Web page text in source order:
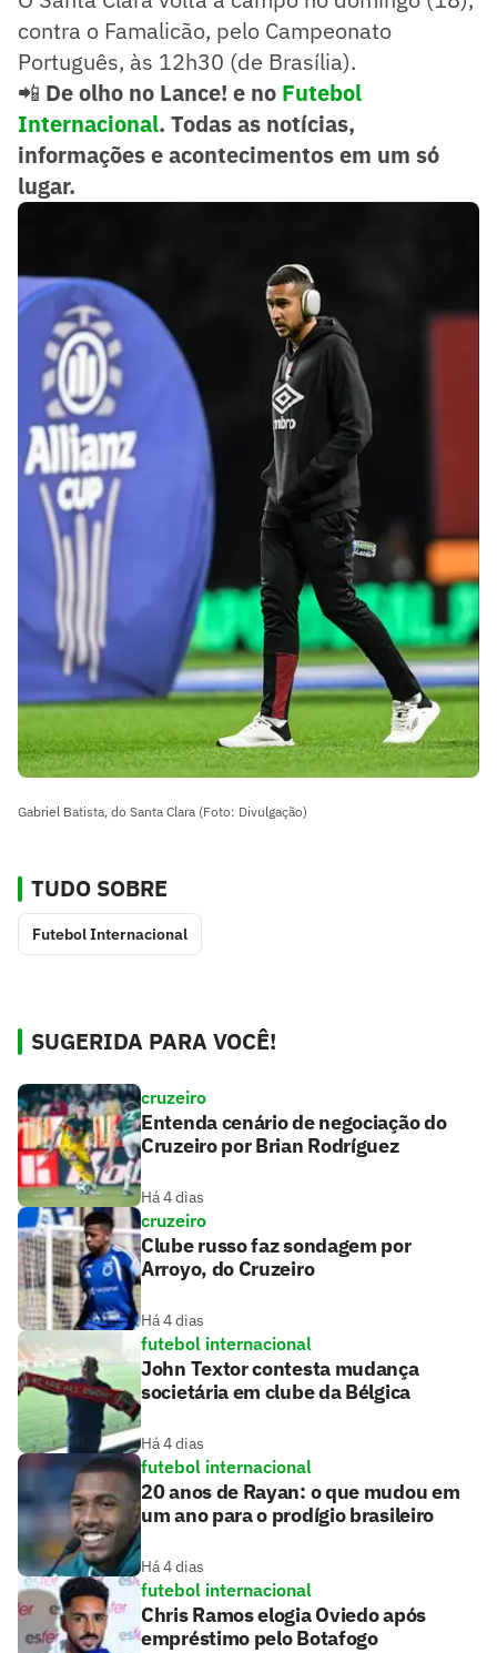
contra o Famalicão, pelo Campeonato
Português, às 12h30 (de Brasília).
📲 De olho no Lance! e no Futebol
Internacional. Todas as notícias,
informações e acontecimentos em um só
lugar.
Gabriel Batista, do Santa Clara (Foto: Divulgação)
TUDO SOBRE
Futebol Internacional
SUGERIDA PARA VOCÊ!
cruzeiro
Entenda cenário de negociação do
Cruzeiro por Brian Rodríguez
Há 4 dias
cruzeiro
Clube russo faz sondagem por
Arroyo, do Cruzeiro
Há 4 dias
futebol internacional
John Textor contesta mudança
societária em clube da Bélgica
Há 4 dias
futebol internacional
20 anos de Rayan: o que mudou em
um ano para o prodígio brasileiro
Há 4 dias
futebol internacional
Chris Ramos elogia Oviedo após
empréstimo pelo Botafogo